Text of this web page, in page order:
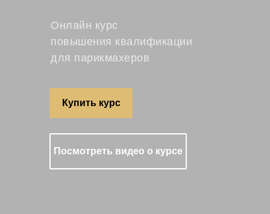
Онлайн курс
повышения квалификации
для парикмахеров
Купить курс
Посмотреть видео о курсе